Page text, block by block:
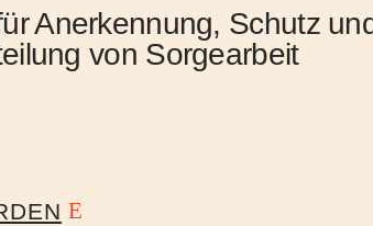
Anerkennung, Schutz
von Sorgearbeit